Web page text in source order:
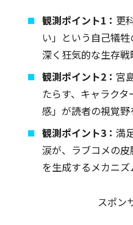
観測ポイント1： 更
い」という自己犠
深く狂気的な生存戦
観測ポイント2： 宮
たらす、キャラク
感」が読者の視覚野
観測ポイント3：満
涙が、ラブコメの
を生成するメカニズ
スポン